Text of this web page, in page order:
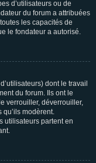
d’utilisateurs ou de
du forum a attribuées
les capacités de
le fondateur a autorisé.
dont le travail
du forum. Ils ont le
verrouiller, déverrouiller,
modèrent.
utilisateurs partent en